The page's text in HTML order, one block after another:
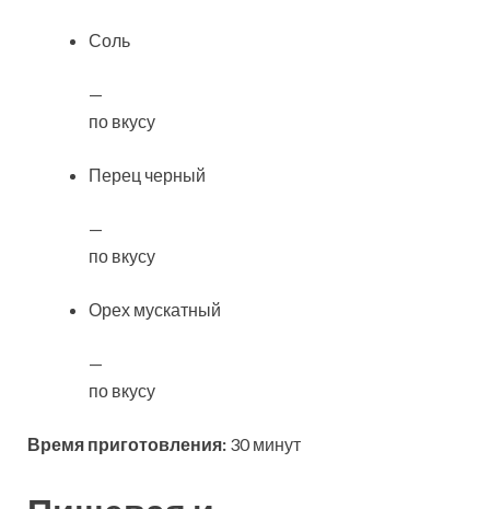
Соль
—
по вкусу
Перец черный
—
по вкусу
Орех мускатный
—
по вкусу
Время приготовления: 30 минут